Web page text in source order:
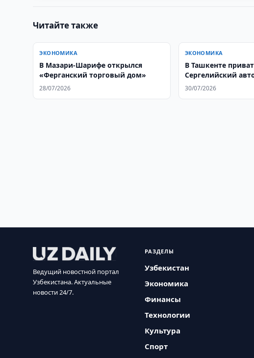
Читайте также
ЭКОНОМИКА
В Мазари-Шарифе открылся
«Ферганский торговый дом»
28/07/2026
ЭКОНОМИКА
В Ташкенте
Сергелийский
объекта
30/07/2026
Ведущий новостной портал
Узбекистана. Актуальные
новости 24/7.
РАЗДЕЛЫ
Узбекистан
Экономика
Финансы
Технологии
Культура
Спорт